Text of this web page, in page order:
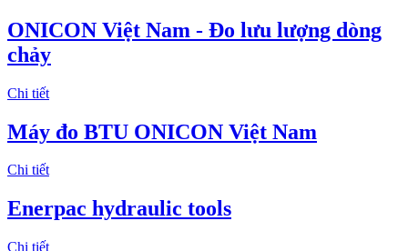
ONICON Việt Nam - Đo lưu lượng dòng
chảy
Chi tiết
Máy đo BTU ONICON Việt Nam
Chi tiết
Enerpac hydraulic tools
Chi tiết